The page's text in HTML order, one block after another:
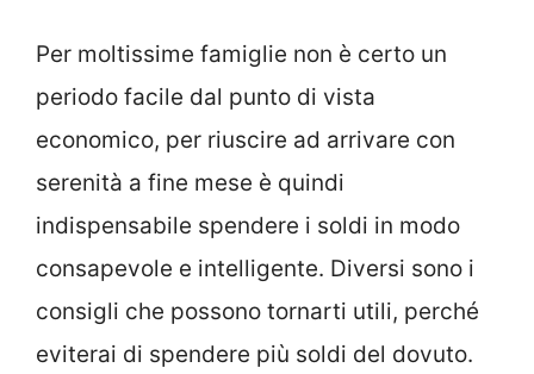
Per moltissime famiglie non è certo un
periodo facile dal punto di vista
economico, per riuscire ad arrivare con
serenità a fine mese è quindi
indispensabile spendere i soldi in modo
consapevole e intelligente. Diversi sono i
consigli che possono tornarti utili, perché
eviterai di spendere più soldi del dovuto.